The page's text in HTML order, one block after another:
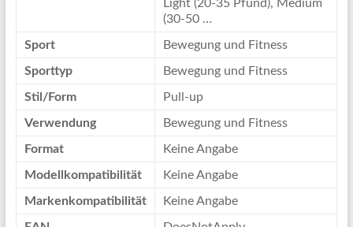
Light (20-35 Pfund), Medium
(30-50 …
Sport Bewegung und Fitness
Sporttyp Bewegung und Fitness
Stil/Form Pull-up
Verwendung Bewegung und Fitness
Format Keine Angabe
Modellkompatibilität Keine Angabe
Markenkompatibilität Keine Angabe